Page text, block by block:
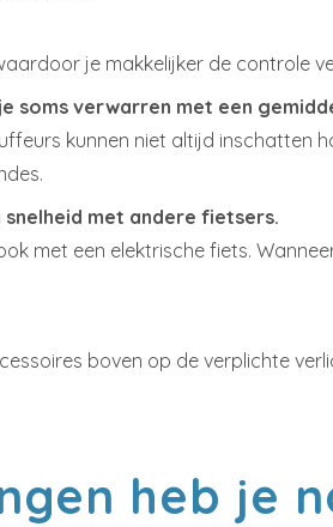
je makkelijker de controle
soms verwarren met een
kunnen niet altijd inschatten
met andere fietsers.
met een elektrische fiets.
boven op de verplichte
heb je